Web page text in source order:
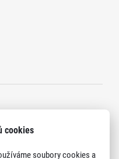
cookies
soubory cookies a